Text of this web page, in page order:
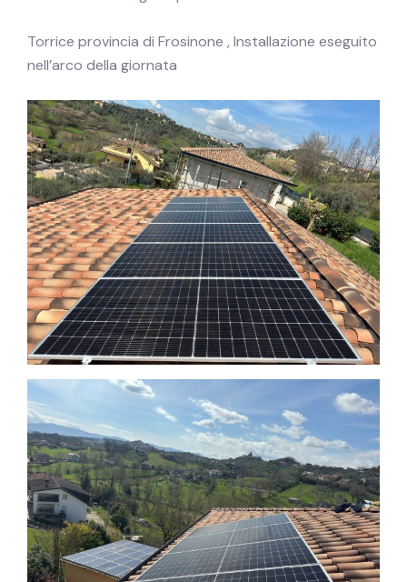
Torrice provincia di Frosinone , Installazione eseguito
nell’arco della giornata